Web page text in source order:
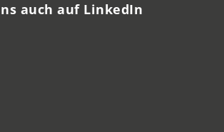
auch auf LinkedIn